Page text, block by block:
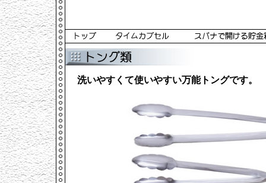
洗いやすくて使いやすい万能トングです。